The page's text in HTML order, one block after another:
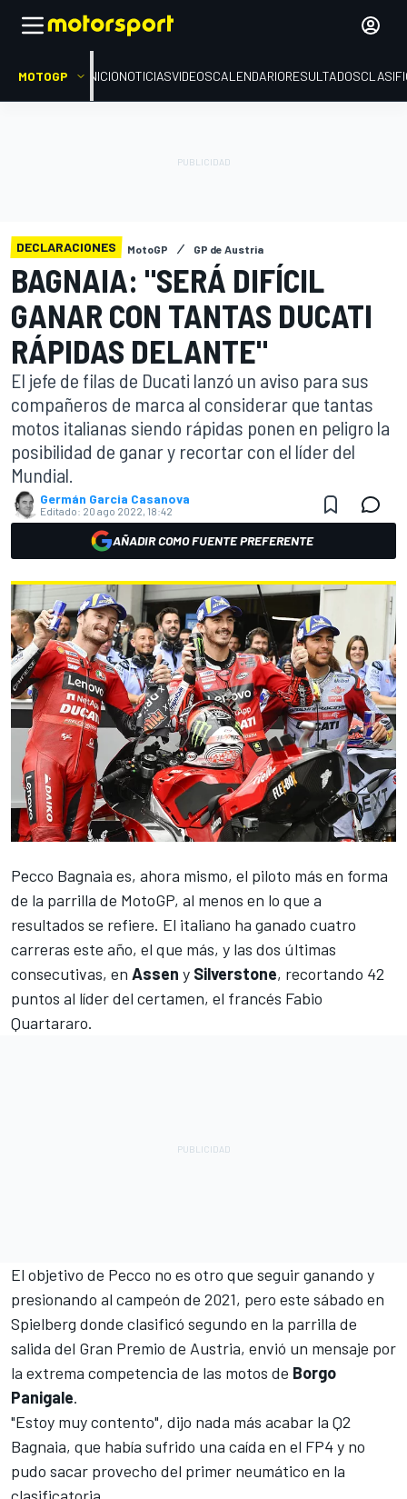
MOTOGP INICIONOTICIASVIDEOSCALENDARIORESULTADOS
DECLARACIONES MotoGP GP de Austria
BAGNAIA: "SERÁ DIFÍCIL
GANAR CON TANTAS DUCATI
RÁPIDAS DELANTE"
El jefe de filas de Ducati lanzó un aviso para sus
compañeros de marca al considerar que tantas
motos italianas siendo rápidas ponen en peligro la
posibilidad de ganar y recortar con el líder del
Mundial.
Germán Garcia Casanova
Editado: 20 ago 2022, 18:42
AÑADIR COMO FUENTE PREFERENTE
Pecco Bagnaia es, ahora mismo, el piloto más en forma
de la parrilla de MotoGP, al menos en lo que a
resultados se refiere. El italiano ha ganado cuatro
carreras este año, el que más, y las dos últimas
consecutivas, en Assen y Silverstone, recortando 42
puntos al líder del certamen, el francés Fabio
Quartararo.
El objetivo de Pecco no es otro que seguir ganando y
presionando al campeón de 2021, pero este sábado en
Spielberg donde clasificó segundo en la parrilla de
salida del Gran Premio de Austria, envió un mensaje por
la extrema competencia de las motos de Borgo
Panigale.
"Estoy muy contento", dijo nada más acabar la Q2
Bagnaia, que había sufrido una caída en el FP4 y no
pudo sacar provecho del primer neumático en la